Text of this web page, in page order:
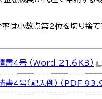
率は小数点第2位を切り捨
書4号 （Word 21.6KB）
書4号（記入例） （PDF